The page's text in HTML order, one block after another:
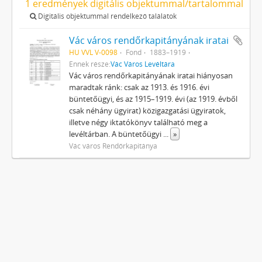
1 eredmények digitális objektummal/tartalommal
Digitális objektummal rendelkező találatok
Vác város rendőrkapitányának iratai
HU VVL V-0098 Fond
1883–1919
Ennek része:Vác Város Levéltára
Vác város rendőrkapitányának iratai hiányosan
maradtak ránk: csak az 1913. és 1916. évi
büntetőügyi, és az 1915–1919. évi (az 1919. évből
csak néhány ügyirat) közigazgatási ügyiratok,
illetve négy iktatókönyv található meg a
levéltárban. A büntetőügyi ... »
Vác város Rendőrkapitánya